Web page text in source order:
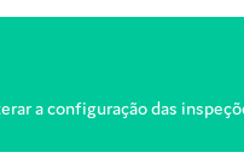
a configuração das